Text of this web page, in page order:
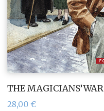
THE MAGICIANS’WAR
28,00 €